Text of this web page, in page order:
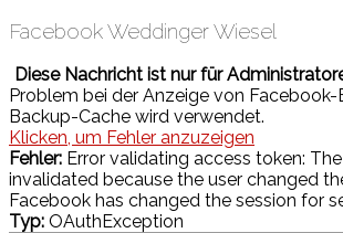
Facebook Weddinger Wiesel
Diese Nachricht ist nur für
Problem bei der Anzeige von Facebook-
Backup-Cache wird verwendet.
Klicken, um Fehler anzuzeigen
Fehler: Error validating access token:
invalidated because the user changed
Facebook has changed the session for
Typ: OAuthException